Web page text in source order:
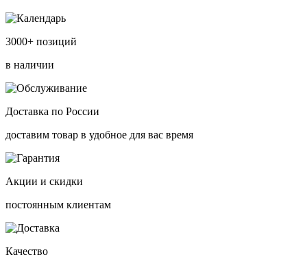
3000+ позиций
в наличии
Доставка по России
доставим товар в удобное для вас время
Акции и скидки
постоянным клиентам
Качество